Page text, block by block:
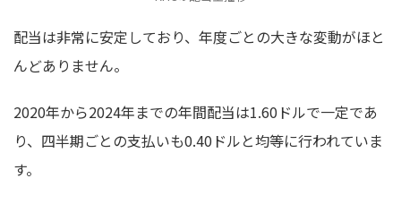
配当は非常に安定しており、年度ごとの大きな変動がほと
んどありません。
2020年から2024年までの年間配当は1.60ドルで一定であ
り、四半期ごとの支払いも0.40ドルと均等に行われていま
す。